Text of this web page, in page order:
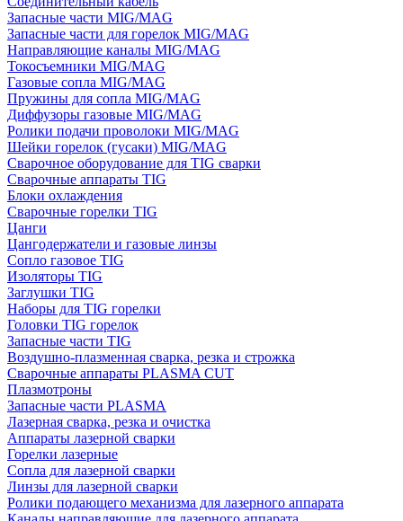
Запасные части MIG/MAG
Запасные части для горелок MIG/MAG
Направляющие каналы MIG/MAG
Токосъемники MIG/MAG
Газовые сопла MIG/MAG
Пружины для сопла MIG/MAG
Диффузоры газовые MIG/MAG
Ролики подачи проволоки MIG/MAG
Шейки горелок (гусаки) MIG/MAG
Сварочное оборудование для TIG сварки
Сварочные аппараты TIG
Блоки охлаждения
Сварочные горелки TIG
Цанги
Цангодержатели и газовые линзы
Сопло газовое TIG
Изоляторы TIG
Заглушки TIG
Наборы для TIG горелки
Головки TIG горелок
Запасные части TIG
Воздушно-плазменная сварка, резка и строжка
Сварочные аппараты PLASMA CUT
Плазмотроны
Запасные части PLASMA
Лазерная сварка, резка и очистка
Аппараты лазерной сварки
Горелки лазерные
Сопла для лазерной сварки
Линзы для лазерной сварки
Ролики подающего механизма для лазерного аппарата